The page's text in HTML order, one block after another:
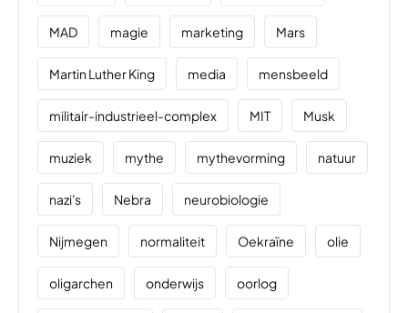
MAD magie marketing Mars
Martin Luther King media mensbeeld
militair-industrieel-complex MIT Musk
muziek mythe mythevorming natuur
nazi's Nebra neurobiologie
Nijmegen normaliteit Oekraïne olie
oligarchen onderwijs oorlog